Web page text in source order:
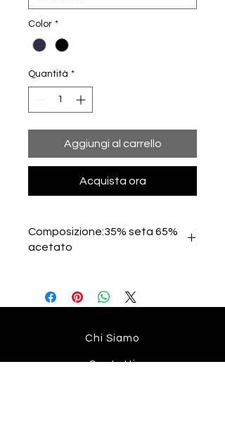
Color *
Quantità *
Aggiungi al carrello
Acquista ora
Composizione:35% seta 65%
acetato
Chi Siamo
Contatti